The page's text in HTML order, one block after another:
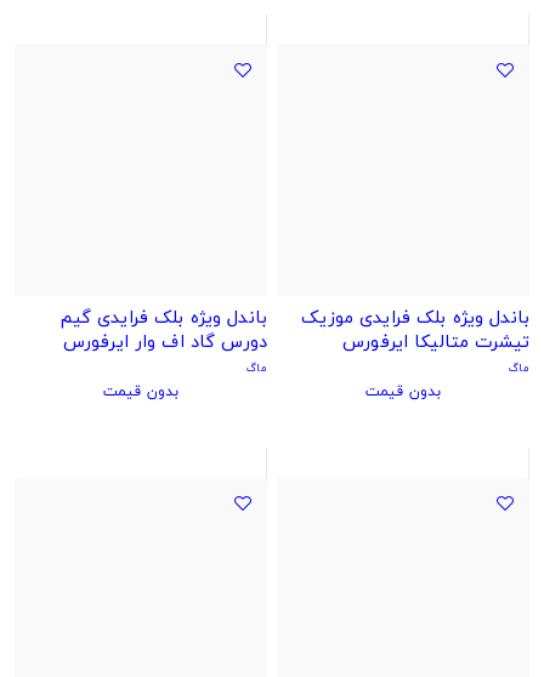
باندل ویژه بلک فرایدی موزیک
تیشرت متالیکا ایرفورس
ماگ
بدون قیمت
باندل ویژه بلک فرایدی گیم
دورس گاد اف وار ایرفورس
ماگ
بدون قیمت